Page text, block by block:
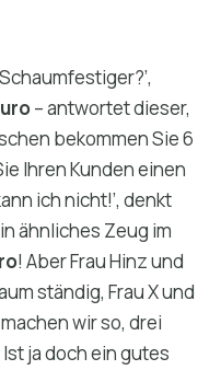
– antwortet dieser,
bekommen Sie 6
Ihren Kunden einen
ich nicht!’, denkt
ähnliches Zeug im
! Aber Frau Hinz und
ständig, Frau X und
wir so, drei
ja doch ein gutes